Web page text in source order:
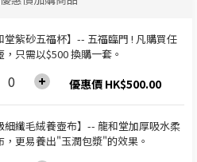
堂紫砂五福杯‬】-- 五福臨門 ! 凡購買任
，只需以$500 換購一套。
優惠價 HK$500.00
細纖毛絨養壺布】-- 龍和堂加厚吸水柔
，更易養出"玉潤包漿"的效果。